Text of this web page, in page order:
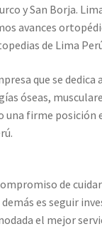
y San Borja.
avances
de Lima
que se
óseas,
firme
de
es seguir
el mejor